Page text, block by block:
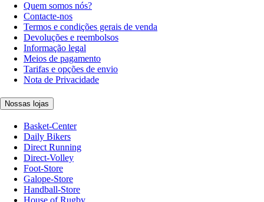
Quem somos nós?
Contacte-nos
Termos e condições gerais de venda
Devoluções e reembolsos
Informação legal
Meios de pagamento
Tarifas e opções de envio
Nota de Privacidade
Nossas lojas
Basket-Center
Daily Bikers
Direct Running
Direct-Volley
Foot-Store
Galope-Store
Handball-Store
House of Rugby